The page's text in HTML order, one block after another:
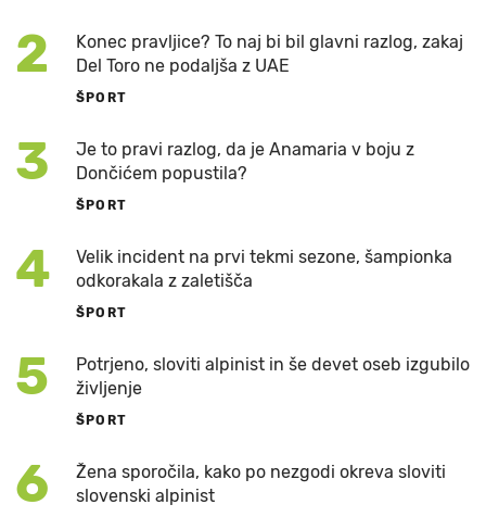
2
Konec pravljice? To naj bi bil glavni razlog, zakaj
Del Toro ne podaljša z UAE
ŠPORT
3
Je to pravi razlog, da je Anamaria v boju z
Dončićem popustila?
ŠPORT
4
Velik incident na prvi tekmi sezone, šampionka
odkorakala z zaletišča
ŠPORT
5
Potrjeno, sloviti alpinist in še devet oseb izgubilo
življenje
ŠPORT
6
Žena sporočila, kako po nezgodi okreva sloviti
slovenski alpinist